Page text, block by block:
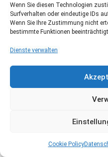
Wenn Sie diesen Technologien
Surfverhalten oder eindeutige IDs
Wenn Sie Ihre Zustimmung nicht
bestimmte Funktionen
Dienste verwalten
Cookie Policy